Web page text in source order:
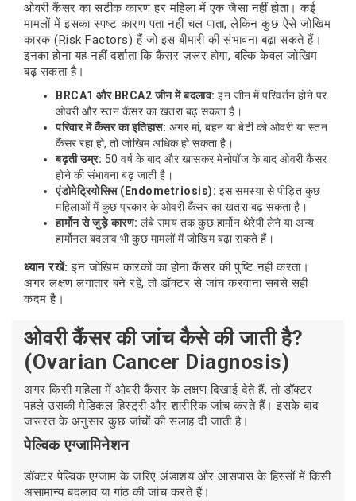
ओवरी कैंसर का सटीक कारण हर महिला में एक जैसा नहीं होता। कई
मामलों में इसका स्पष्ट कारण पता नहीं चल पाता, लेकिन कुछ ऐसे जोखिम
कारक (Risk Factors) हैं जो इस बीमारी की संभावना बढ़ा सकते हैं।
इनका होना यह नहीं दर्शाता कि कैंसर ज़रूर होगा, बल्कि केवल जोखिम
बढ़ सकता है।
BRCA1 और BRCA2 जीन में बदलाव: इन जीन में परिवर्तन होने पर
ओवरी और स्तन कैंसर का खतरा बढ़ सकता है।
परिवार में कैंसर का इतिहास: अगर मां, बहन या बेटी को ओवरी या स्तन
कैंसर रहा हो, तो जोखिम अधिक हो सकता है।
बढ़ती उम्र: 50 वर्ष के बाद और खासकर मेनोपॉज के बाद ओवरी कैंसर
होने की संभावना बढ़ जाती है।
एंडोमेट्रियोसिस (Endometriosis): इस समस्या से पीड़ित कुछ
महिलाओं में कुछ प्रकार के ओवरी कैंसर का खतरा बढ़ सकता है।
हार्मोन से जुड़े कारण: लंबे समय तक कुछ हार्मोन थेरेपी लेने या अन्य
हार्मोनल बदलाव भी कुछ मामलों में जोखिम बढ़ा सकते हैं।
ध्यान रखें: इन जोखिम कारकों का होना कैंसर की पुष्टि नहीं करता।
अगर लक्षण लगातार बने रहें, तो डॉक्टर से जांच करवाना सबसे सही
कदम है।
ओवरी कैंसर की जांच कैसे की जाती है?
(Ovarian Cancer Diagnosis)
अगर किसी महिला में ओवरी कैंसर के लक्षण दिखाई देते हैं, तो डॉक्टर
पहले उसकी मेडिकल हिस्ट्री और शारीरिक जांच करते हैं। इसके बाद
जरूरत के अनुसार कुछ जांचों की सलाह दी जाती है।
पेल्विक एग्जामिनेशन
डॉक्टर पेल्विक एग्जाम के जरिए अंडाशय और आसपास के हिस्सों में किसी
असामान्य बदलाव या गांठ की जांच करते हैं।